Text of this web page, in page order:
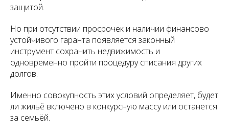
защитой.
Но при отсутствии просрочек и наличии финансово
устойчивого гаранта появляется законный
инструмент сохранить недвижимость и
одновременно пройти процедуру списания других
долгов.
Именно совокупность этих условий определяет, будет
ли жильё включено в конкурсную массу или останется
за семьёй.